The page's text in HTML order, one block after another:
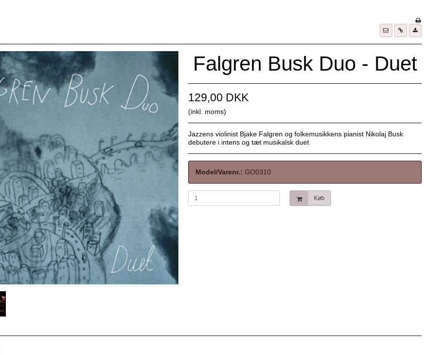
Falgren Busk Duo - Duet
129,00 DKK
(inkl. moms)
Jazzens violinist Bjake Falgren og folkemusikkens pianist Nikolaj Busk
debutere i intens og tæt musikalsk duet
Model/Varenr.: GO0310
Køb